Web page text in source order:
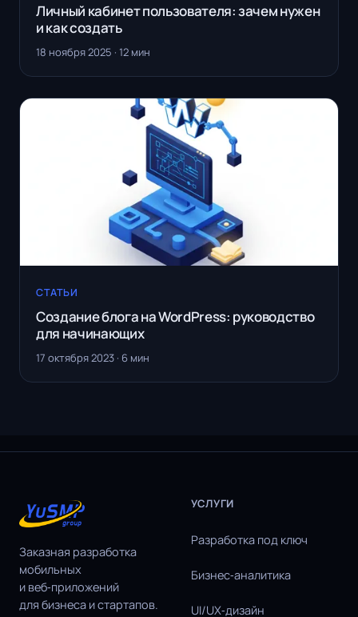
Личный кабинет пользователя: зачем нужен
и как создать
18 ноября 2025 · 12 мин
СТАТЬИ
Создание блога на WordPress: руководство
для начинающих
17 октября 2023 · 6 мин
Заказная разработка
мобильных
и веб‑приложений
для бизнеса и стартапов.
УСЛУГИ
Разработка под ключ
Бизнес‑аналитика
UI/UX‑дизайн